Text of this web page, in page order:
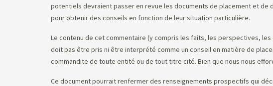
potentiels devraient passer en revue les documents de placement et de
pour obtenir des conseils en fonction de leur situation particulière.
Le contenu de cet commentaire (y compris les faits, les perspectives,
doit pas être pris ni être interprété comme un conseil en matière de
commandite de toute entité ou de tout titre cité. Bien que nous nous
Ce document pourrait renfermer des renseignements prospectifs qui